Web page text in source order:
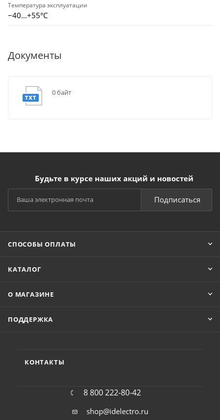
Температура эксплуатации
−40...+55°C
Документы
0 байт
Будьте в курсе наших акций и новостей
Подписаться
СПОСОБЫ ОПЛАТЫ
КАТАЛОГ
О МАГАЗИНЕ
ПОДДЕРЖКА
КОНТАКТЫ
8 800 222-80-42
shop@idelectro.ru